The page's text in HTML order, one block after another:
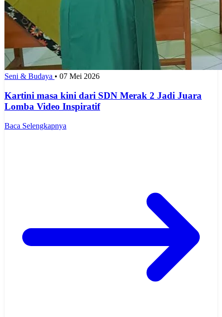
Seni & Budaya • 07 Mei 2026
Kartini masa kini dari SDN Merak 2 Jadi Juara
Lomba Video Inspiratif
Baca Selengkapnya